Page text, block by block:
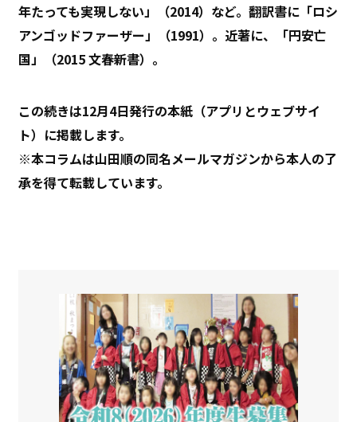
年たっても実現しない」（2014）など。翻訳書に「ロシ
アンゴッドファーザー」（1991）。近著に、「円安亡
国」（2015 文春新書）。
この続きは12月4日発行の本紙（アプリとウェブサイ
ト）に掲載します。
※本コラムは山田順の同名メールマガジンから本人の了
承を得て転載しています。